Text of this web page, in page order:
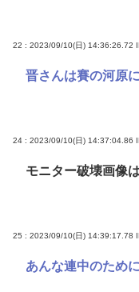
22 : 2023/09/10(日) 14:36:26.72
晋さんは賽の河原
24 : 2023/09/10(日) 14:37:04.86
モニター破壊画像
25 : 2023/09/10(日) 14:39:17.78
あんな連中のため